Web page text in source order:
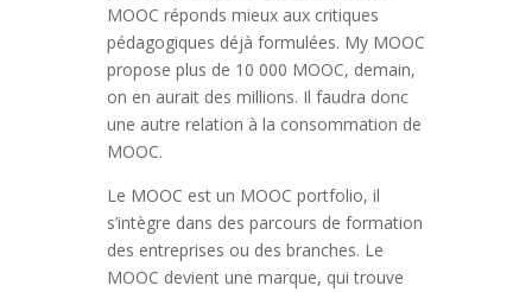
MOOC réponds mieux aux critiques
pédagogiques déjà formulées. My MOOC
propose plus de 10 000 MOOC, demain,
on en aurait des millions. Il faudra donc
une autre relation à la consommation de
MOOC.
Le MOOC est un MOOC portfolio, il
s’intègre dans des parcours de formation
des entreprises ou des branches. Le
MOOC devient une marque, qui trouve